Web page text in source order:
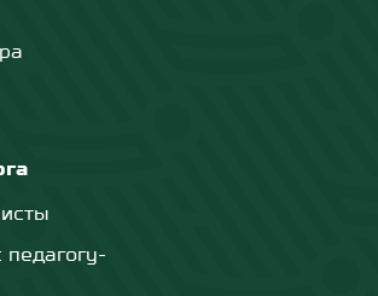
педагогу-